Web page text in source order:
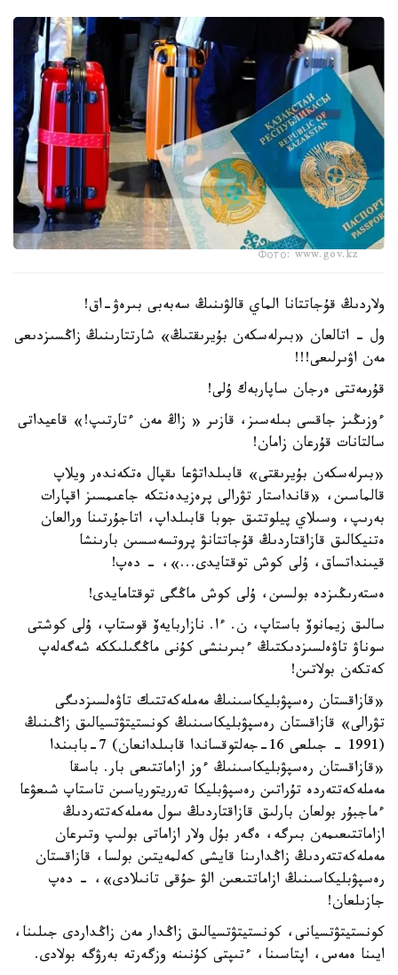
Фото: www.gov.kz
ولاردىڭ قۇجاتتانا الماي قالۋىنىڭ سەبەبى بىرەۋ-اق!
ول - اتالعان «بىرلەسكەن بۇيرىقتىڭ» شارتتارىنىڭ زاڭسىزدىعى
مەن اۋىرلىعى!!!
قۇرمەتتى ەرجان ساپاربەك ۇلى!
ءوزىڭىز جاقسى بىلەسىز، قازىر « زاڭ مەن ءتارتىپ!» قاعيداتى
سالتانات قۇرعان زامان!
«بىرلەسكەن بۇيرىقتى» قابىلداتۋعا ىقپال ەتكەندەر ويلاپ
قالماسىن، «قانداستار تۋرالى پرەزيدەنتكە جاعىمسىز اقپارات
بەرىپ، وسىلاي پيلوتتىق جوبا قابىلداپ، اتاجۇرتىنا ورالعان
ەتنيكالىق قازاقتاردىڭ قۇجاتتانۋ پروتسەسسىن بارىنشا
قيىنداتساق، ۇلى كوش توقتايدى...»، - دەپ!
ەستەرىڭىزدە بولسىن، ۇلى كوش ماڭگى توقتامايدى!
سالىق زيمانوۆ باستاپ، ن. ءا. نازاربايەۆ قوستاپ، ۇلى كوشتى
سوناۋ تاۋەلسىزدىكتىڭ ءبىرىنشى كۇنى ماڭگىلىككە شەگەلەپ
كەتكەن بولاتىن!
«قازاقستان رەسپۋبليكاسىنىڭ مەملەكەتتىك تاۋەلسىزدىگى
تۋرالى» قازاقستان رەسپۋبليكاسىنىڭ كونستيتۋتسيالىق زاڭىنىڭ
(1991 - جىلعى 16-جەلتوقساندا قابىلدانعان) 7-بابىندا
«قازاقستان رەسپۋبليكاسىنىڭ ءوز ازاماتتىعى بار. باسقا
مەملەكەتتەردە تۇراتىن رەسپۋبليكا تەرريتورياسىن تاستاپ شىعۋعا
ءماجبۇر بولعان بارلىق قازاقتاردىڭ سول مەملەكەتتەردىڭ
ازاماتتىعىمەن بىرگە، ەگەر بۇل ولار ازاماتى بولىپ وتىرعان
مەملەكەتتەردىڭ زاڭدارىنا قايشى كەلمەيتىن بولسا، قازاقستان
رەسپۋبليكاسىنىڭ ازاماتتىعىن الۋ حۇقى تانىلادى»، - دەپ
جازىلعان!
كونستيتۋتسيانى، كونستيتۋتسيالىق زاڭدار مەن زاڭداردى جىلىنا،
ايىنا ەمەس، اپتاسىنا، ءتىپتى كۇنىنە وزگەرتە بەرۋگە بولادى.